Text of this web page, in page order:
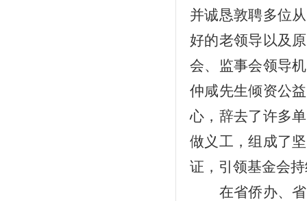
并诚恳敦聘多位
好的老领导以及
会、监事会领导
仲咸先生倾资公
心，辞去了许多
做义工，组成了
证， 引领基金会
在省侨办、